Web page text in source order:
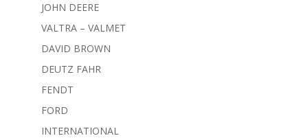
JOHN DEERE
VALTRA – VALMET
DAVID BROWN
DEUTZ FAHR
FENDT
FORD
INTERNATIONAL